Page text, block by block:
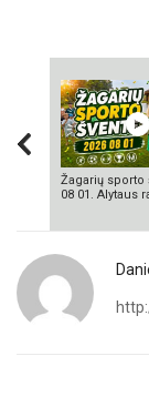
Žagarių sporto
08 01. Alytaus